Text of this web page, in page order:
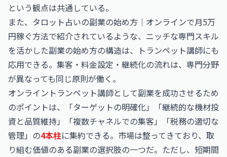
という観点は共通している。
また、 タロット占いの副業の始め方｜オンラインで月5万
円稼ぐ方法で紹介されているような、ニッチな専門スキル
を活かした副業の始め方の構造は、トランペット講師にも
応用できる。集客・料金設定・継続化の流れは、専門分野
が異なっても同じ原則が働く。
オンライントランペット講師として副業を成功させるため
のポイントは、「ターゲットの明確化」「継続的な機材投
資と品質維持」「複数チャネルでの集客」「税務の適切な
管理」の4本柱に集約できる。市場は整ってきており、取
り組む価値のある副業の選択肢の一つだ。ただし、短期間